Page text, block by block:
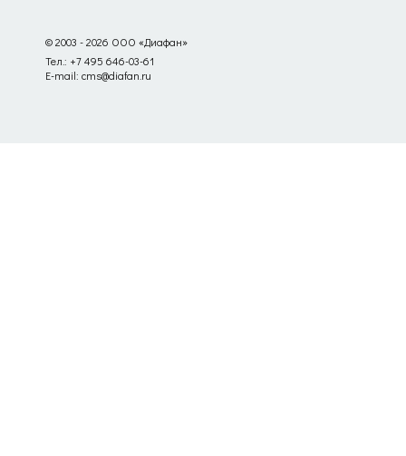
© 2003 - 2026 ООО «Диафан»
Тел.: +7 495 646-03-61
E-mail: cms@diafan.ru